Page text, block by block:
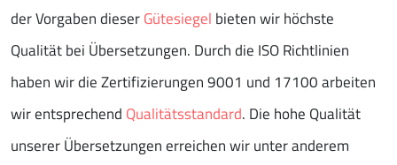
der Vorgaben dieserGütesiegel bieten wir höchste
Qualität bei Übersetzungen. Durch die ISO Richtlinien
haben wir die Zertifizierungen 9001 und 17100 arbeiten
wir entsprechend Qualitätsstandard. Die hohe Qualität
unserer Übersetzungen erreichen wir unter anderem